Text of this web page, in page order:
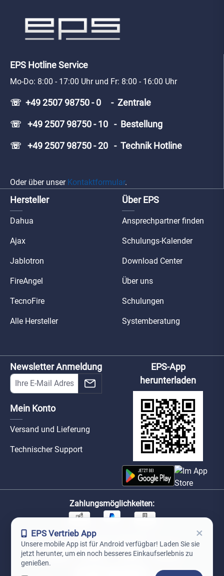
EPS Hotline Service
Mo-Do: 8:00 - 17:00 Uhr und Fr: 8:00 - 16:00 Uhr
☏ +49 2507 98750 - 0 - Zentrale
☏ +49 2507 98750 - 10 - Bestellung
☏ +49 2507 98750 - 20 - Technik Hotline
Oder über unser Kontaktformular.
Hersteller
Dahua
Ajax
Jablotron
FireAngel
TecnoFire
Alle Hersteller
Über EPS
Ansprechpartner finden
Schulungs-Kalender
Download Center
Über uns
Schulungen
Systemberatung
Newsletter Anmeldung
Mein Konto
Versand und Lieferung
Technischer Support
EPS-App
herunterladen
Zahlungsmöglichkeiten:
Unsere Versandpartner:
EPS Vertrieb App ×
Unsere mobile App ist für Android verfügbar! Laden Sie sie
jetzt herunter, um ein noch besseres Einkaufserlebnis zu
genießen.